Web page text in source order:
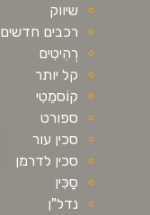
שיווק
רכבים חדשים
רְהִיטִים
קל יותר
קוֹסמֵטִי
ספורט
סכין עור
סכין לדרמן
סַכִּין
נדל"ן